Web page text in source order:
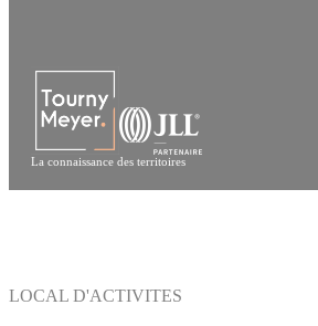
La connaissance des territoires
LOCAL D'ACTIVITES